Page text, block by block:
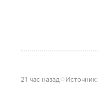
21 час назад Источник: